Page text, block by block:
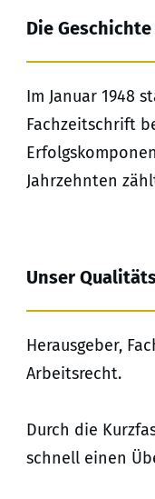
Die Geschichte
Im Januar 1948
Fachzeitschrift
Jahrzehnten
Unser
Herausgeber,
Arbeitsrecht.
Durch die
schnell einen